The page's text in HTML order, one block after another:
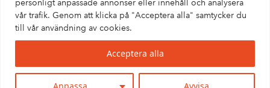
personligt anpassade annonser eller innehåll och analysera
vår trafik. Genom att klicka på "Acceptera alla" samtycker du
till vår användning av cookies.
Anpassa Avvisa
Acceptera alla